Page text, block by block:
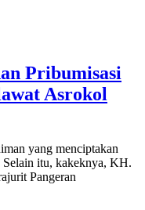
Pribumisasi
Asrokol
yang menciptakan
itu, kakeknya, KH.
Pangeran